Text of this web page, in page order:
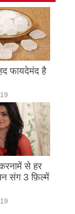
फायदेमंद है
से हर
संग 3 फ़िल्में